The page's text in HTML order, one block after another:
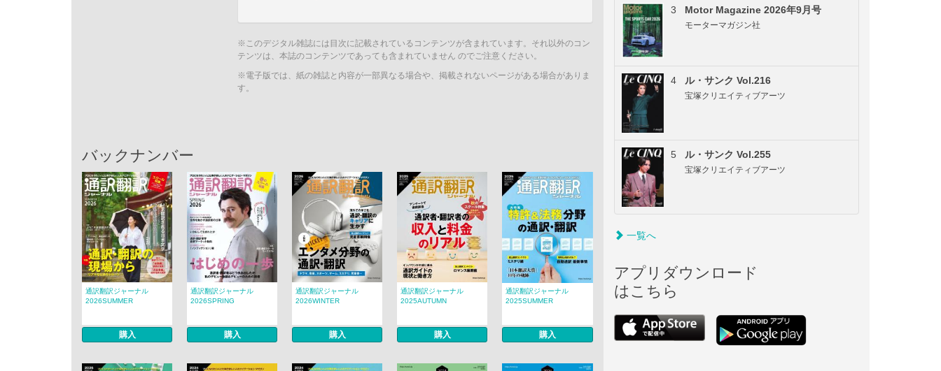
※このデジタル雑誌には目次に記載されているコンテンツが含まれています。それ以外のコン
テンツは、本誌のコンテンツであっても含まれていません のでご注意ください。
※電子版では、紙の雑誌と内容が一部異なる場合や、掲載されないページがある場合がありま
す。
バックナンバー
通訳翻訳ジャーナル
2026SUMMER
購入
通訳翻訳ジャーナル
2026SPRING
購入
通訳翻訳ジャーナル
2026WINTER
購入
通訳翻訳ジャーナル
2025AUTUMN
購入
通訳翻訳ジャーナル
2025SUMMER
購入
3 Motor Magazine 2026年9月号
モーターマガジン社
4 ル・サンク Vol.216
宝塚クリエイティブアーツ
5 ル・サンク Vol.255
宝塚クリエイティブアーツ
一覧へ
アプリダウンロード
はこちら